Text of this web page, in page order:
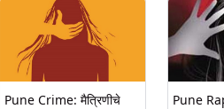
Pune Crime: मैत्रिणीचे
Pune